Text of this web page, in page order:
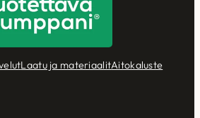
Laatu ja materiaalitAitokaluste